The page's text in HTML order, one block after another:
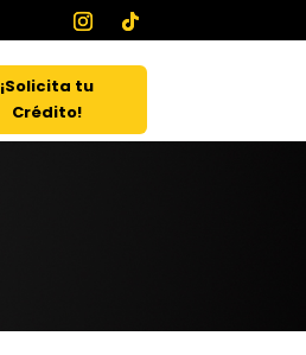
¡Solicita tu
Crédito!